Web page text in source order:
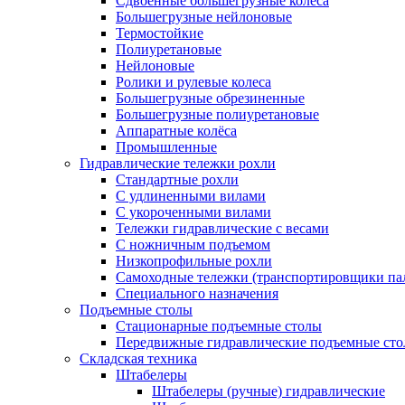
Большегрузные нейлоновые
Термостойкие
Полиуретановые
Нейлоновые
Ролики и рулевые колеса
Большегрузные обрезиненные
Большегрузные полиуретановые
Аппаратные колёса
Промышленные
Гидравлические тележки рохли
Стандартные рохли
С удлиненными вилами
С укороченными вилами
Тележки гидравлические с весами
С ножничным подъемом
Низкопрофильные рохли
Самоходные тележки (транспортировщики
Специального назначения
Подъемные столы
Стационарные подъемные столы
Передвижные гидравлические подъемные
Складская техника
Штабелеры
Штабелеры (ручные) гидравлические